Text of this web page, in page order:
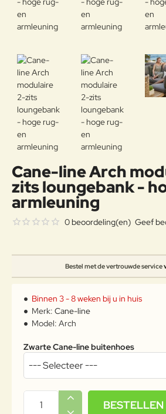
Cane-line Arch
zits loungebank -
armleuning
Bestel met de vertrouwde service
0 beoordeling(en) Geef
Binnen 3 - 8 weken bij u in huis
Merk: Cane-line
Model: Arch
Zwarte Cane-line buitenhoes
BESTELLEN